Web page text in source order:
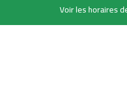
Voir les horaires